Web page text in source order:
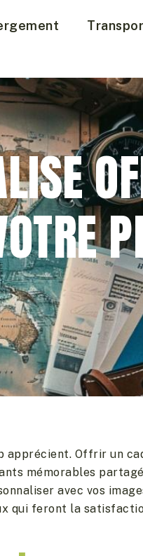
apprécient. Offrir un
mémorables
avec vos
qui feront la